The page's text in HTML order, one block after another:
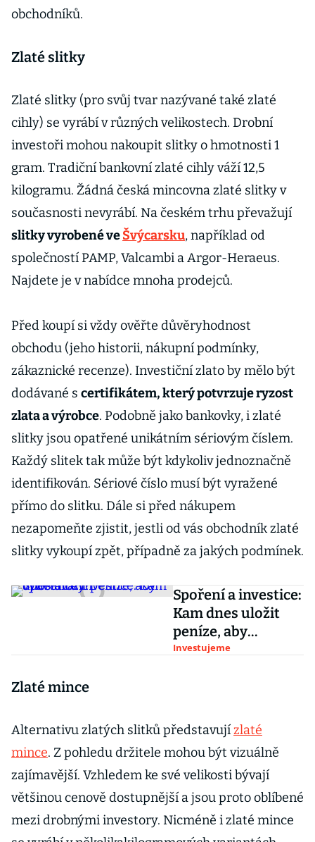
obchodníků.
Zlaté slitky
Zlaté slitky (pro svůj tvar nazývané také zlaté
cihly) se vyrábí v různých velikostech. Drobní
investoři mohou nakoupit slitky o hmotnosti 1
gram. Tradiční bankovní zlaté cihly váží 12,5
kilogramu. Žádná česká mincovna zlaté slitky v
současnosti nevyrábí. Na českém trhu převažují
slitky vyrobené veŠvýcarsku, například od
společností PAMP, Valcambi a Argor-Heraeus.
Najdete je v nabídce mnoha prodejců.
Před koupí si vždy ověřte důvěryhodnost
obchodu (jeho historii, nákupní podmínky,
zákaznické recenze). Investiční zlato by mělo být
dodávané s certifikátem, který potvrzuje ryzost
zlata a výrobce. Podobně jako bankovky, i zlaté
slitky jsou opatřené unikátním sériovým číslem.
Každý slitek tak může být kdykoliv jednoznačně
identifikován. Sériové číslo musí být vyražené
přímo do slitku. Dále si před nákupem
nezapomeňte zjistit, jestli od vás obchodník zlaté
slitky vykoupí zpět, případně za jakých podmínek.
Spoření a investice:
Kam dnes uložit
peníze, aby
vydělávaly?
Investujeme
Zlaté mince
Alternativu zlatých slitků představujízlaté
mince. Z pohledu držitele mohou být vizuálně
zajímavější. Vzhledem ke své velikosti bývají
většinou cenově dostupnější a jsou proto oblíbené
mezi drobnými investory. Nicméně i zlaté mince